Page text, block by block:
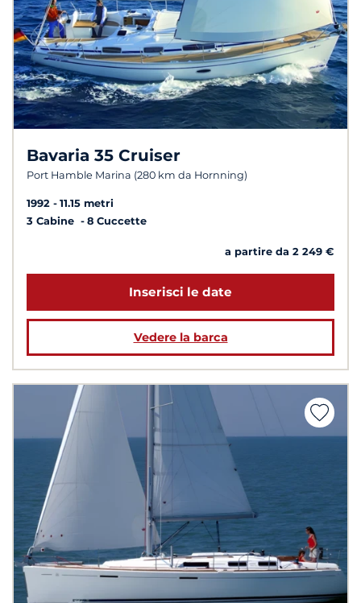
Bavaria 35 Cruiser
Port Hamble Marina (280 km da Hornning)
1992
11.15 metri
3 Cabine
8 Cuccette
a partire da 2 249 €
Inserisci le date
Vedere la barca